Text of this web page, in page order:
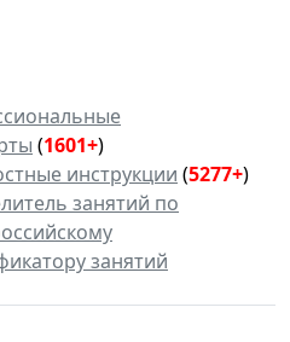
(1601+)
инструкции (5277+)
занятий по
занятий